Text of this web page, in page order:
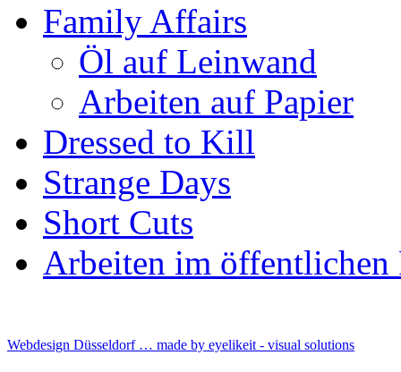
Family Affairs
Öl auf Leinwand
Arbeiten auf Papier
Dressed to Kill
Strange Days
Short Cuts
Arbeiten im öffentlichen
Webdesign Düsseldorf … made by eyelikeit - visual solutions